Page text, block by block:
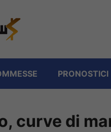
PRONOSTICI
curve di